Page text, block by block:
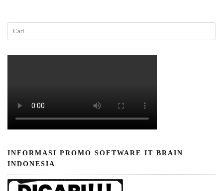
INFORMASI PROMO SOFTWARE IT BRAIN
INDONESIA